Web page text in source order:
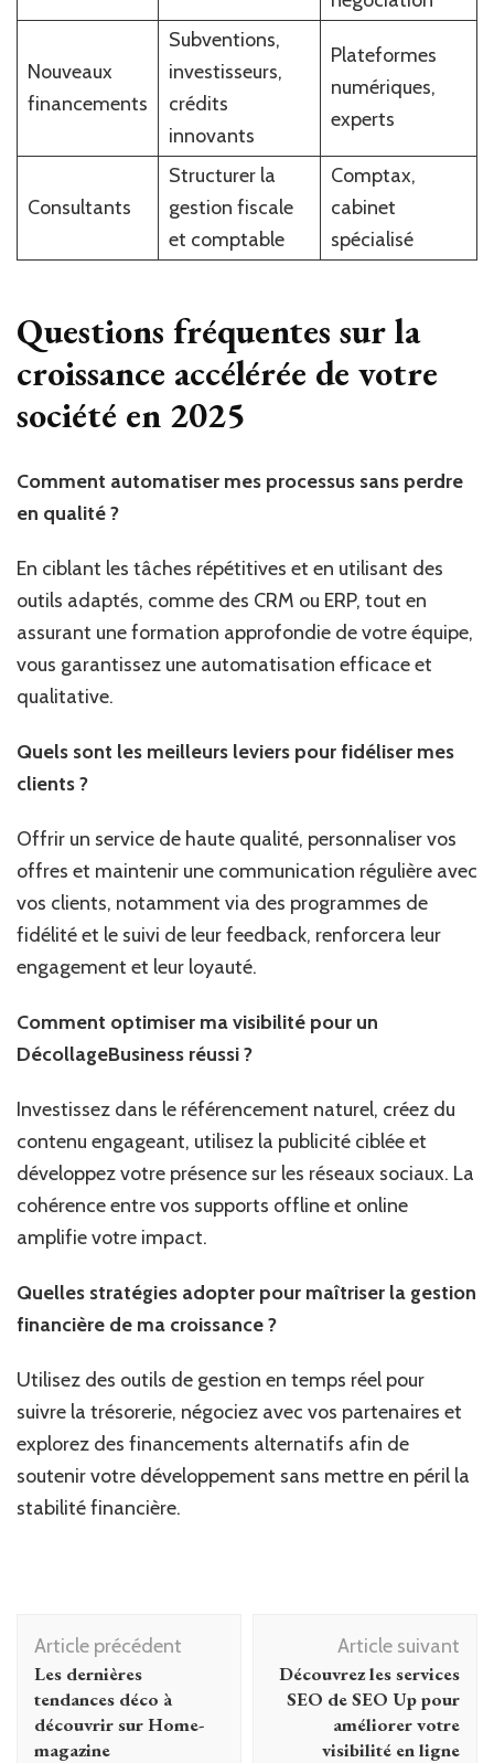
Nouveaux
financements
Subventions,
investisseurs,
crédits
innovants
Plateformes
numériques,
experts
Consultants
Structurer la
gestion fiscale
et comptable
Comptax,
cabinet
spécialisé
Questions fréquentes sur la
croissance accélérée de votre
société en 2025
Comment automatiser mes processus sans perdre
en qualité ?
En ciblant les tâches répétitives et en utilisant des
outils adaptés, comme des CRM ou ERP, tout en
assurant une formation approfondie de votre équipe,
vous garantissez une automatisation efficace et
qualitative.
Quels sont les meilleurs leviers pour fidéliser mes
clients ?
Offrir un service de haute qualité, personnaliser vos
offres et maintenir une communication régulière avec
vos clients, notamment via des programmes de
fidélité et le suivi de leur feedback, renforcera leur
engagement et leur loyauté.
Comment optimiser ma visibilité pour un
DécollageBusiness réussi ?
Investissez dans le référencement naturel, créez du
contenu engageant, utilisez la publicité ciblée et
développez votre présence sur les réseaux sociaux. La
cohérence entre vos supports offline et online
amplifie votre impact.
Quelles stratégies adopter pour maîtriser la gestion
financière de ma croissance ?
Utilisez des outils de gestion en temps réel pour
suivre la trésorerie, négociez avec vos partenaires et
explorez des financements alternatifs afin de
soutenir votre développement sans mettre en péril la
stabilité financière.
Navigation
d'article
Article précédent
Les dernières
tendances déco à
découvrir sur Home-
magazine
Article suivant
Découvrez les services
SEO de SEO Up pour
améliorer votre
visibilité en ligne